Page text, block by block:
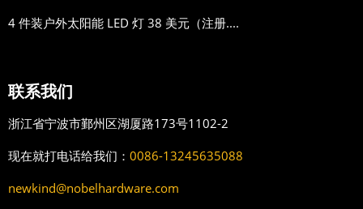
4 件装户外太阳能 LED 灯 38 美元（注册....
联系我们
浙江省宁波市鄞州区湖厦路173号1102-2
现在就打电话给我们： 0086-13245635088
newkind@nobelhardware.com